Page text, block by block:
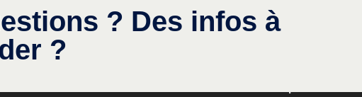
? Des infos à
?